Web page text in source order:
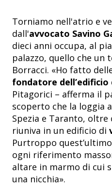
Torniamo nell'atrio e
dall'avvocato Savino
dieci anni occupa, al
palazzo, quello che un
Borracci. «Ho fatto
fondatore dell’edificio
Pitagorici – afferma il
scoperto che la loggia
Spezia e Taranto, oltre
riuniva in un edificio di
Purtroppo
ogni riferimento
altare in marmo di cui
una nicchia».